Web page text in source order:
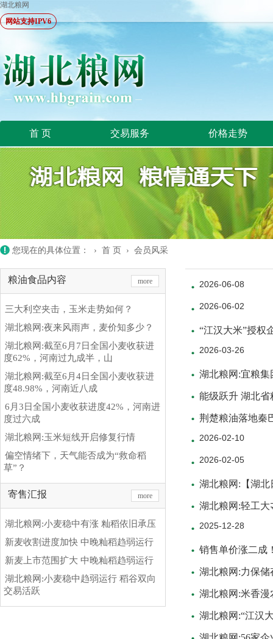
湖北粮网
网站支持IPV6
首 页 交易服务 价格走势
您现在的具体位置： › 首 页 › 会员风采
粮油食品内容 more
三大利空夹击，玉米走势如何？
湖北粮网:夜来风雨声，麦价知多少？
湖北粮网:截至6月7日全国小麦收获进
度62%，河南过九成半，山
湖北粮网:截至6月4日全国小麦收获进
度48.98%，河南近八成
6月3日全国小麦收获进度42%，河南进
度过六成
湖北粮网:玉米短线开启修复行情
偏空情绪下，天气能否成为“救命稻
草”？
寄售汇报 more
湖北粮网:小麦稳中有涨 籼稻依旧承压
新麦收割进度加快 中晚籼稻趋弱运行
新麦上市范围扩大 中晚籼稻趋弱运行
湖北粮网:小麦稳中趋弱运行 稻谷双向
交易活跃
2026-06-08
2026-06-02
“江汉大米”授权
2026-03-26
湖北粮网:宜粮
能级跃升 湖北省
荆楚粮油落地秦
2026-02-10
2026-02-05
湖北粮网:【湖
湖北粮网:轻工大
2025-12-28
销售单价涨二成
湖北粮网:力保储
湖北粮网:米香
湖北粮网:“江汉